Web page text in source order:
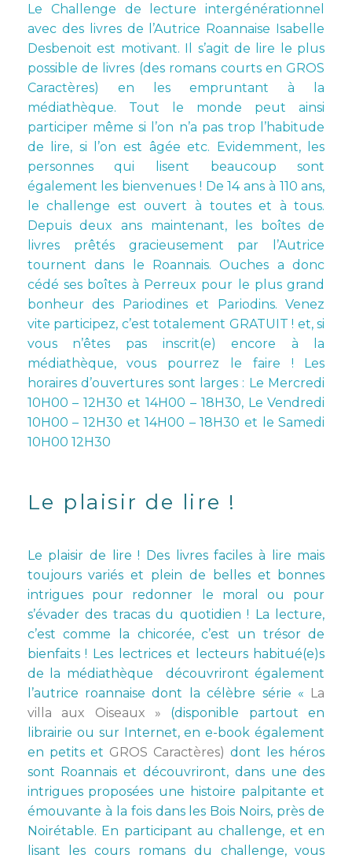
Le Challenge de lecture intergénérationnel
avec des livres de l’Autrice Roannaise Isabelle
Desbenoit est motivant. Il s’agit de lire le plus
possible de livres (des romans courts en GROS
Caractères) en les empruntant à la
médiathèque. Tout le monde peut ainsi
participer même si l’on n’a pas trop l’habitude
de lire, si l’on est âgée etc. Evidemment, les
personnes qui lisent beaucoup sont
également les bienvenues ! De 14 ans à 110 ans,
le challenge est ouvert à toutes et à tous.
Depuis deux ans maintenant, les boîtes de
livres prêtés gracieusement par l’Autrice
tournent dans le Roannais. Ouches a donc
cédé ses boîtes à Perreux pour le plus grand
bonheur des Pariodines et Pariodins. Venez
vite participez, c’est totalement GRATUIT ! et, si
vous n’êtes pas inscrit(e) encore à la
médiathèque, vous pourrez le faire ! Les
horaires d’ouvertures sont larges : Le Mercredi
10H00 – 12H30 et 14H00 – 18H30, Le Vendredi
10H00 – 12H30 et 14H00 – 18H30 et le Samedi
10H00 12H30
Le plaisir de lire !
Le plaisir de lire ! Des livres faciles à lire mais
toujours variés et plein de belles et bonnes
intrigues pour redonner le moral ou pour
s’évader des tracas du quotidien ! La lecture,
c’est comme la chicorée, c’est un trésor de
bienfaits ! Les lectrices et lecteurs habitué(e)s
de la médiathèque découvriront également
l’autrice roannaise dont la célèbre série « La
villa aux Oiseaux » (disponible partout en
librairie ou sur Internet, en e-book également
en petits et GROS Caractères) dont les héros
sont Roannais et découvriront, dans une des
intrigues proposées une histoire palpitante et
émouvante à la fois dans les Bois Noirs, près de
Noirétable. En participant au challenge, et en
lisant les cours romans du challenge, vous